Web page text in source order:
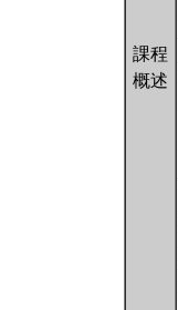
課程
概述